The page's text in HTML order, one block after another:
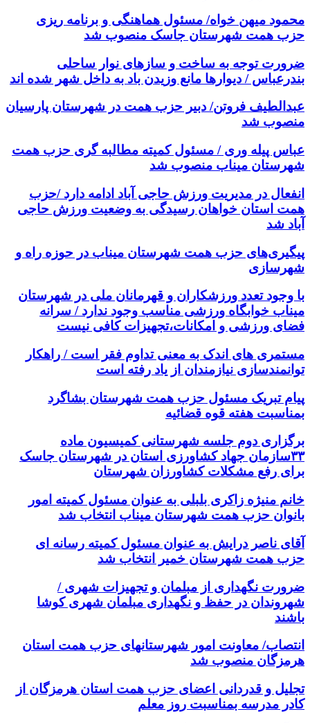
محمود میهن خواه/ مسئول هماهنگی و برنامه ریزی
حزب همت شهرستان جاسک منصوب شد
ضرورت توجه به ساخت و سازهای نوار ساحلی
بندرعباس / دیوارها مانع وزیدن باد به داخل شهر شده اند
عبدالطیف فروتن/ دبیر حزب همت در شهرستان پارسیان
منصوب شد
عباس پیله وری / مسئول کمیته مطالبه گری حزب همت
شهرستان میناب منصوب شد
انفعال در مدیریت ورزش حاجی آباد ادامه دارد /حزب
همت استان خواهان رسیدگی به وضعیت ورزش حاجی
آباد شد
پیگیری‌های حزب همت شهرستان میناب در حوزه راه و
شهرسازی
با وجود تعدد ورزشکاران و قهرمانان ملی در شهرستان
میناب خوابگاه ورزشی مناسب وجود ندارد / سرانه
فضای ورزشی و امکانات،تجهیزات کافی نیست
مستمری های اندک به معنی تداوم فقر است / راهکار
توانمندسازی نیازمندان از یاد رفته است
پیام تبریک مسئول حزب همت شهرستان بشاگرد
بمناسبت هفته قوه قضائیه
برگزاری دوم جلسه شهرستانی کمیسیون ماده
۳۳سازمان جهاد کشاورزی استان در شهرستان جاسک
برای رفع مشکلات کشاورزان شهرستان
خانم منیژه زاکری بلبلی به عنوان مسئول کمیته امور
بانوان حزب همت شهرستان میناب انتخاب شد
آقای ناصر درایش به عنوان مسئول کمیته رسانه ای
حزب همت شهرستان خمیر انتخاب شد
ضرورت نگهداری از مبلمان و تجهیزات شهری /
شهروندان در حفظ و نگهداری مبلمان شهری کوشا
باشند
انتصاب/ معاونت امور شهرستانهای حزب همت استان
هرمزگان منصوب شد
تجلیل و قدردانی اعضای حزب همت استان هرمزگان از
کادر مدرسه بمناسبت روز معلم